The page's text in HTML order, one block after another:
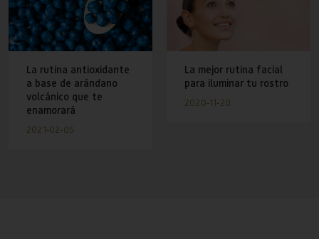
La rutina antioxidante
a base de arándano
volcánico que te
enamorará
2021-02-05
La mejor rutina facial
para iluminar tu rostro
2020-11-20